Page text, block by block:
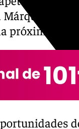
Márquez, el
próxima